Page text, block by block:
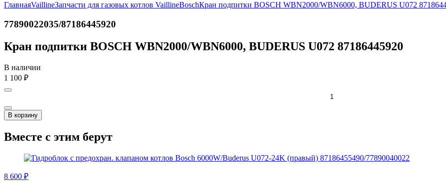
ГлавнаяVaillineЗапчасти для газовых котлов VaillineBoschКран подпитки BOSCH WBN2000/WBN6000, BUDERUS U072
77890022035/87186445920
Кран подпитки BOSCH WBN2000/WBN6000, BUDERUS U072 87186445920
В наличии
1 100 ₽
В корзину
Вместе с этим берут
8 600 ₽